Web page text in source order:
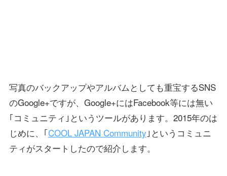
写真のバックアップやアルバムとしても重宝するSNS
のGoogle+ですが、Google+にはFacebook等には無い
｢コミュニティ｣というツールがあります。2015年のは
じめに、｢COOL JAPAN Community ｣というコミュニ
ティがスタートしたので紹介します。